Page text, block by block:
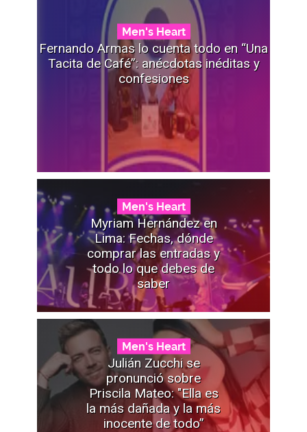
Men's Heart
Fernando Armas lo cuenta todo en “Una
Tacita de Café”: anécdotas inéditas y
confesiones
Men's Heart
Myriam Hernández en
Lima: Fechas, dónde
comprar las entradas y
todo lo que debes de
saber
Men's Heart
Julián Zucchi se
pronunció sobre
Priscila Mateo: "Ella es
la más dañada y la más
inocente de todo”